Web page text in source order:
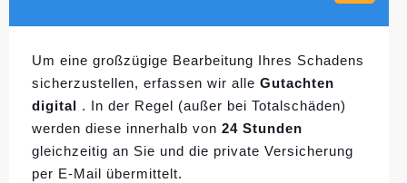
Um eine großzügige Bearbeitung Ihres Schadens
sicherzustellen, erfassen wir alle Gutachten
digital . In der Regel (außer bei Totalschäden)
werden diese innerhalb von 24 Stunden
gleichzeitig an Sie und die private Versicherung
per E-Mail übermittelt.